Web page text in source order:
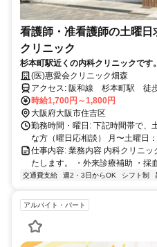
看護師・准看護師の土曜
クリニック
杉本町駅近くの内科クリニックです
(医)惠愛会クリニック畑森
アクセス: 阪和線 杉本町駅
時給1,700円～1,800円
大阪府大阪市住吉区
勤務時間・曜日: 下記時間帯で、
な方（曜日応相談） 月〜土曜日
仕事内容: 業務内容 内科クリニ
たします。 ・外来診療補助 ・採
交通費支給 週2・3日からOK シフト制
アルバイト・パート